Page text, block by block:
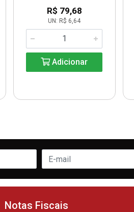
R$ 79,68
UN: R$ 6,64
Adicionar
Notas Fiscais